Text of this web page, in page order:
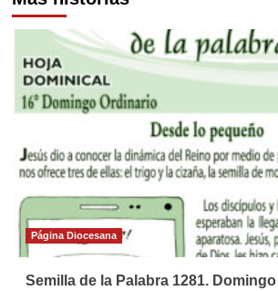
Página Diocesana
Semilla de la Palabra 1281.